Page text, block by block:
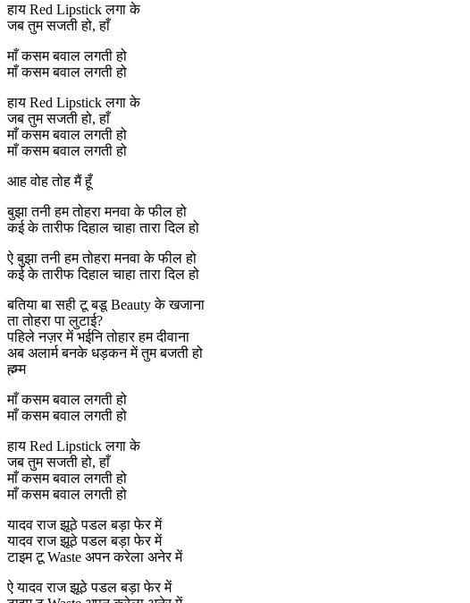
हाय Red Lipstick लगा के
जब तुम सजती हो, हाँ
माँ कसम बवाल लगती हो
माँ कसम बवाल लगती हो
हाय Red Lipstick लगा के
जब तुम सजती हो, हाँ
माँ कसम बवाल लगती हो
माँ कसम बवाल लगती हो
आह वोह तोह मैं हूँ
बुझा तनी हम तोहरा मनवा के फील हो
कई के तारीफ दिहाल चाहा तारा दिल हो
ऐ बुझा तनी हम तोहरा मनवा के फील हो
कई के तारीफ दिहाल चाहा तारा दिल हो
बतिया बा सही टू बडू Beauty के खजाना
ता तोहरा पा लुटाई?
पहिले नज़र में भईनि तोहार हम दीवाना
अब अलार्म बनके धड़कन में तुम बजती हो
ह्म्म्म
माँ कसम बवाल लगती हो
माँ कसम बवाल लगती हो
हाय Red Lipstick लगा के
जब तुम सजती हो, हाँ
माँ कसम बवाल लगती हो
माँ कसम बवाल लगती हो
यादव राज झूठे पडल बड़ा फेर में
यादव राज झूठे पडल बड़ा फेर में
टाइम टू Waste अपन करेला अनेर में
ऐ यादव राज झूठे पडल बड़ा फेर में